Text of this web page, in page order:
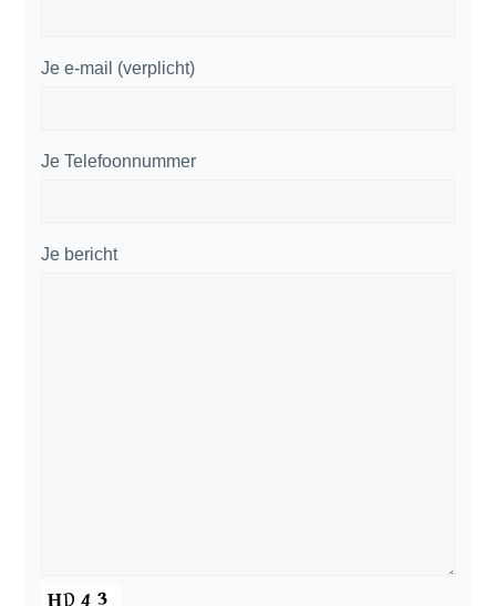
Je e-mail (verplicht)
Je Telefoonnummer
Je bericht